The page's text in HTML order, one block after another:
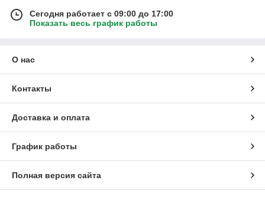
Сегодня работает с 09:00 до 17:00
Показать весь график работы
О нас
Контакты
Доставка и оплата
График работы
Полная версия сайта